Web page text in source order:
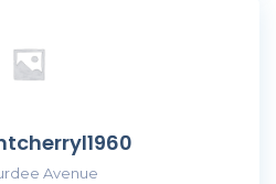
Avenue